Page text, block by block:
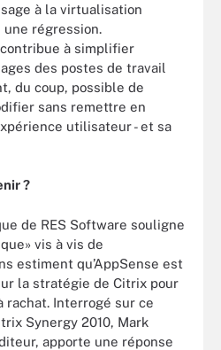
à la virtualisation
une régression.
à simplifier
des postes de travail
du coup, possible de
sans remettre en
utilisateur - et sa
?
de RES Software souligne
vis à vis de
estiment qu’AppSense est
la stratégie de Citrix pour
rachat. Interrogé sur ce
Synergy 2010, Mark
apporte une réponse